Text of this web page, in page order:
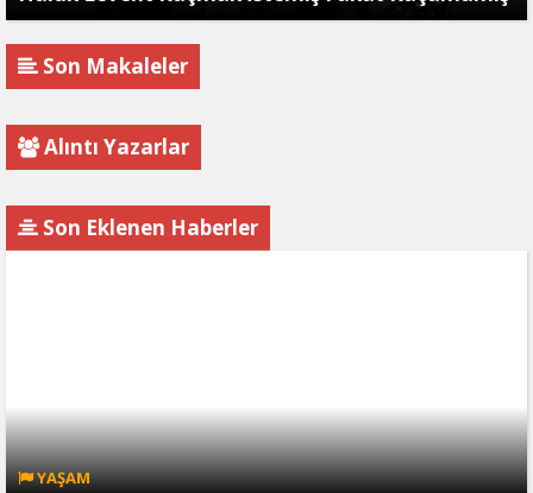
Son Makaleler
Alıntı Yazarlar
Son Eklenen Haberler
YAŞAM